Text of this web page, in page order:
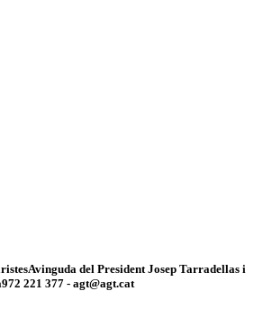
Avinguda del President Josep Tarradellas i
972 221 377 - agt@agt.cat